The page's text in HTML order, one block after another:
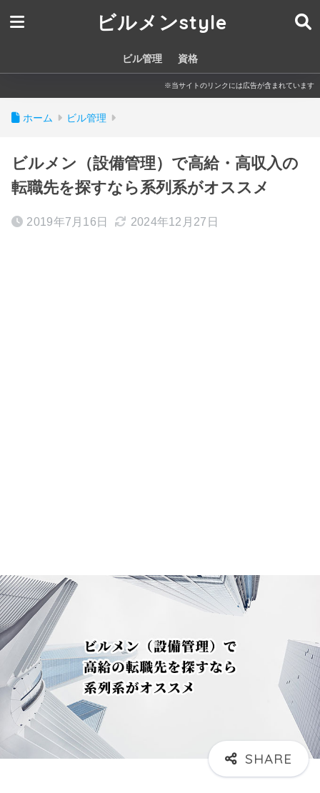
ビルメンstyle
ビル管理 資格
※当サイトのリンクには広告が含まれています
ホーム ビル管理
ビルメン（設備管理）で高給・高収入の
転職先を探すなら系列系がオススメ
2019年7月16日 2024年12月27日